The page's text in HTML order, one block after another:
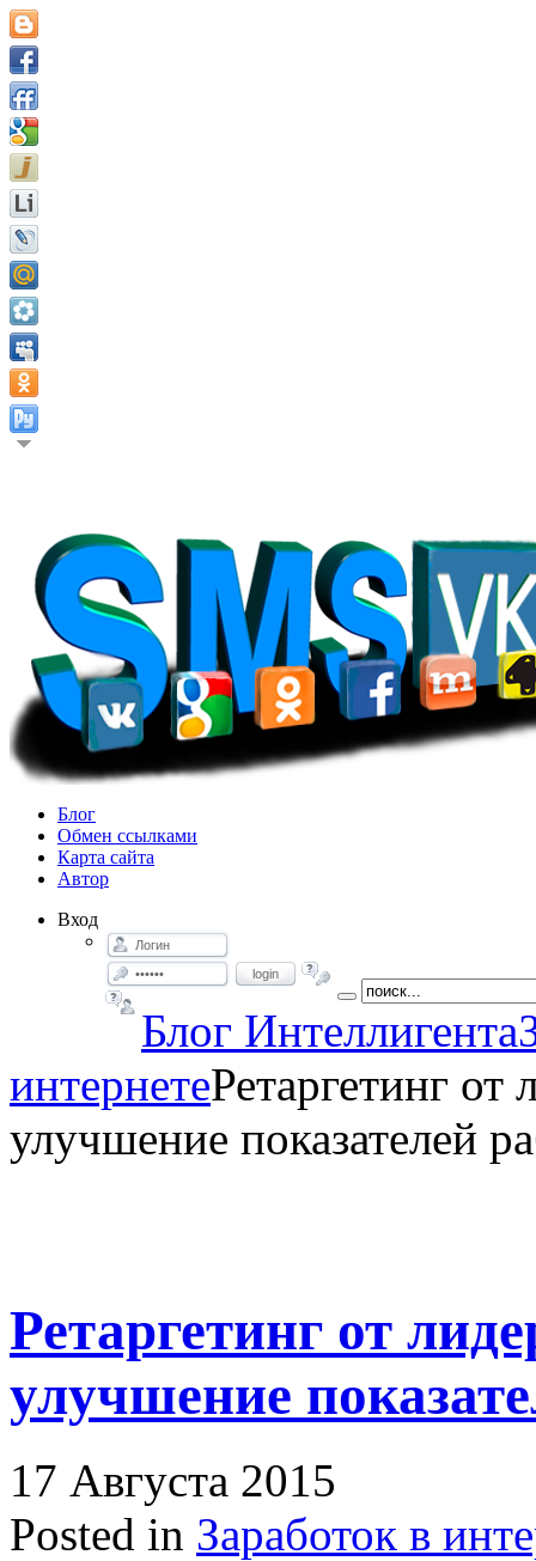
Блог
Обмен ссылками
Карта сайта
Автор
Вход
login
Блог Интеллигента
интернетеРетаргетинг от
улучшение показателей
Ретаргетинг от
улучшение
17 Августа 2015
Posted in Заработок в